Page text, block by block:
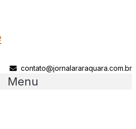
contato@jornalararaquara.com.br
Menu